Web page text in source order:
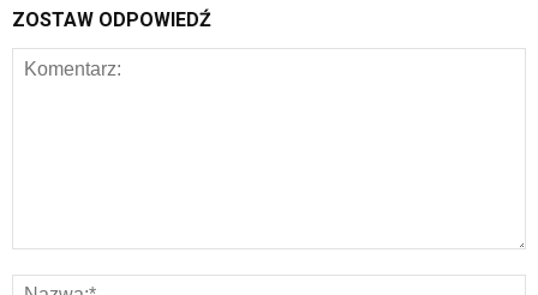
ZOSTAW ODPOWIEDŹ